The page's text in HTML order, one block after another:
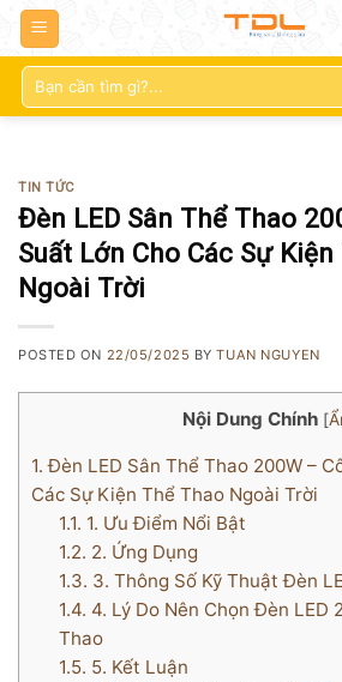
Tìm
kiếm:
TIN TỨC
Đèn LED Sân Thể Thao
Suất Lớn Cho Các Sự
Ngoài Trời
POSTED ON 22/05/2025 BYTUAN NGUYEN
Nội Dung Chính [
1. Đèn LED Sân Thể Thao 200W –
Các Sự Kiện Thể Thao Ngoài Trời
1.1. 1. Ưu Điểm Nổi Bật
1.2. 2. Ứng Dụng
1.3. 3. Thông Số Kỹ Thuật Đèn
1.4. 4. Lý Do Nên Chọn Đèn LED
Thao
1.5. 5. Kết Luận